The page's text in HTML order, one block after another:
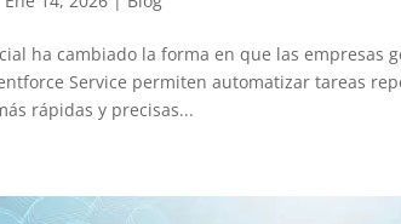
ha cambiado la forma en que las empresas
Service permiten automatizar tareas
rápidas y precisas...